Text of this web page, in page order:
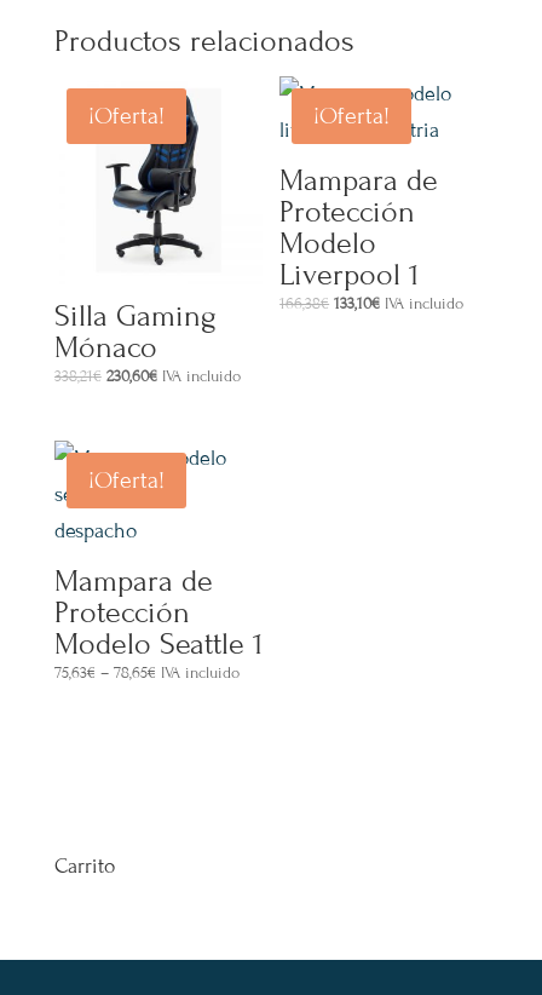
Productos relacionados
¡Oferta!
Silla Gaming
Mónaco
338,21€ El
era:
338,21€.
230,60€El
es:
230,60€.
IVA incluido
¡Oferta!
Mampara de
Protección
Modelo
Liverpool 1
166,38€ El
133,10€ElIVA incluido
¡Oferta!
Mampara de
Protección
Modelo Seattle 1
75,63€ – 78,65€ IVA incluido
Carrito